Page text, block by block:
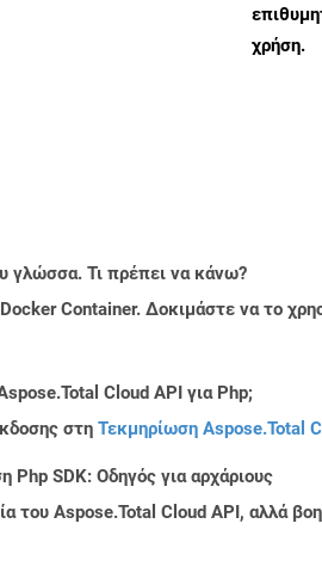
χρήση.
γλώσσα. Τι πρέπει να κάνω?
Container. Δοκιμάστε να το
Cloud API για Php;
στη Τεκμηρίωση Aspose.Total
Php SDK: Οδηγός για αρχάριους
του Aspose.Total Cloud API, αλλά